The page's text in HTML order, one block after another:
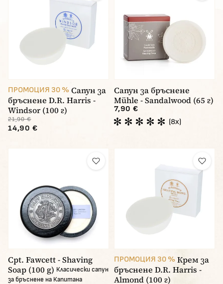
ПРОМОЦИЯ 30 % Сапун за
бръснене D.R. Harris -
Windsor (100 г)
21,90 €
14,90 €
Сапун за бръснене
Mühle - Sandalwood (65 г)
7,90 €
(8x)
Cpt. Fawcett - Shaving
Soap (100 g) Класически сапун
за бръснене на Капитана
ПРОМОЦИЯ 30 % Крем за
бръснене D.R. Harris -
Almond (100 г)